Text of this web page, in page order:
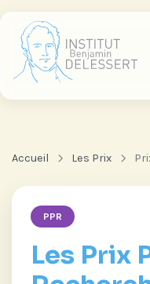
Accueil Les Prix
PPR
Les Prix